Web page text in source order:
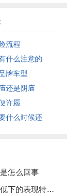
流程
什么注意的
牌车型
还是阴庙
许愿
什么时候还
怎么回事
的表现特征有哪些